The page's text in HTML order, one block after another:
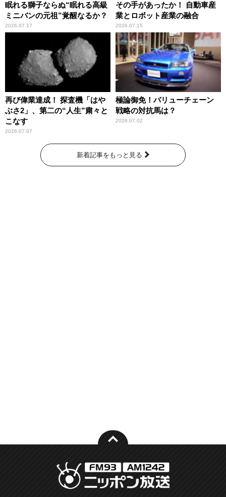
眠れる獅子ならぬ“眠れる高級
ミニバンの元祖”覚醒なるか？
2026.07.17
その手があったか！ 自動車産
業とロボット産業の融合
2026.07.15
再び偉業達成！ 探査機「はや
ぶさ2」、第二の“人生”粛々と
こなす
2026.07.07
極論御免！バリューチェーン
戦略の対抗馬は？
2026.07.02
新着記事をもっと見る